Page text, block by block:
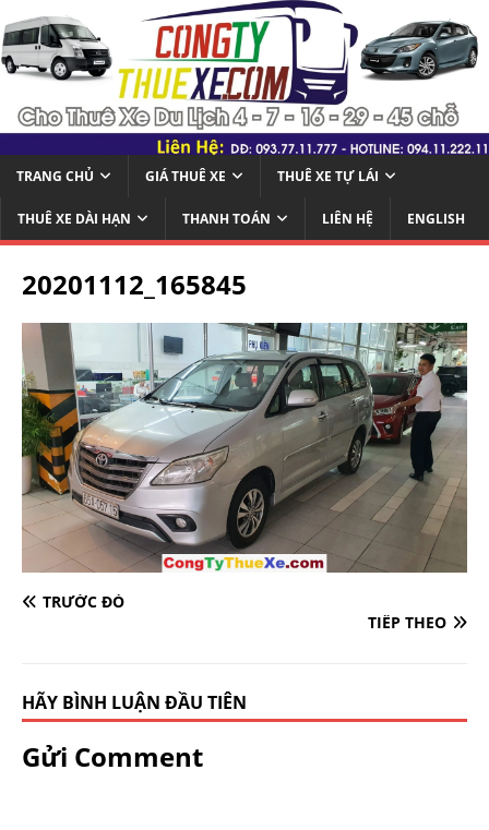
TRANG CHỦ GIÁ THUÊ XE THUÊ XE TỰ LÁI
THUÊ XE DÀI HẠN THANH TOÁN LIÊN HỆ ENGLISH
20201112_165845
TRƯỚC ĐÓ
TIẾP THEO
HÃY BÌNH LUẬN ĐẦU TIÊN
Gửi Comment